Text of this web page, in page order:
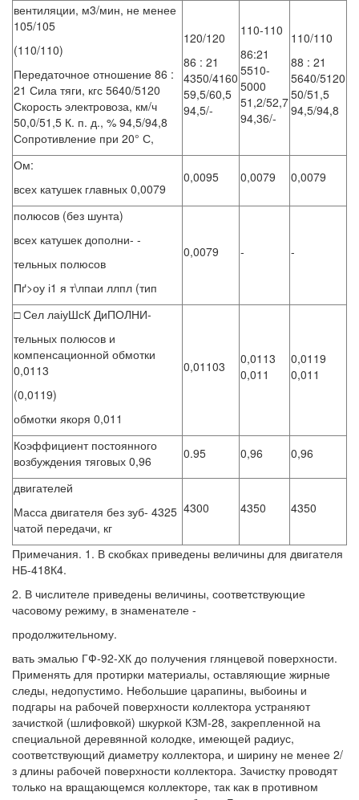
вентиляции, м3/мин, не менее
105/105
(110/110)
Передаточное отношение 86 :
21 Сила тяги, кгс 5640/5120
Скорость электровоза, км/ч
50,0/51,5 К. п. д., % 94,5/94,8
Сопротивление при 20° С,
120/120
86 : 21
4350/4160
59,5/60,5
94,5/-
110-110
86:21
5510-
5000
51,2/52,7
94,36/-
110/110
88 : 21
5640/5120
50/51,5
94,5/94,8
Ом:
всех катушек главных 0,0079
0,0095 0,0079 0,0079
полюсов (без шунта)
всех катушек дополни- -
тельных полюсов
Пґ>оу і1 я т\лпаи ллпл (тип
0,0079 - -
□ Сел лаіуШсК ДиПОЛНИ-
тельных полюсов и
компенсационной обмотки
0,0113
(0,0119)
обмотки якоря 0,011
0,01103
0,0113
0,011
0,0119
0,011
Коэффициент постоянного
возбуждения тяговых 0,96
0.95 0,96 0,96
двигателей
Масса двигателя без зуб- 4325
чатой передачи, кг
4300 4350 4350
Примечания. 1. В скобках приведены величины для двигателя
НБ-418К4.
2. В числителе приведены величины, соответствующие
часовому режиму, в знаменателе -
продолжительному.
вать эмалью ГФ-92-ХК до получения глянцевой поверхности.
Применять для протирки материалы, оставляющие жирные
следы, недопустимо. Небольшие царапины, выбоины и
подгары на рабочей поверхности коллектора устраняют
зачисткой (шлифовкой) шкуркой КЗМ-28, закрепленной на
специальной деревянной колодке, имеющей радиус,
соответствующий диаметру коллектора, и ширину не менее 2/
з длины рабочей поверхности коллектора. Зачистку проводят
только на вращающемся коллекторе, так как в противном